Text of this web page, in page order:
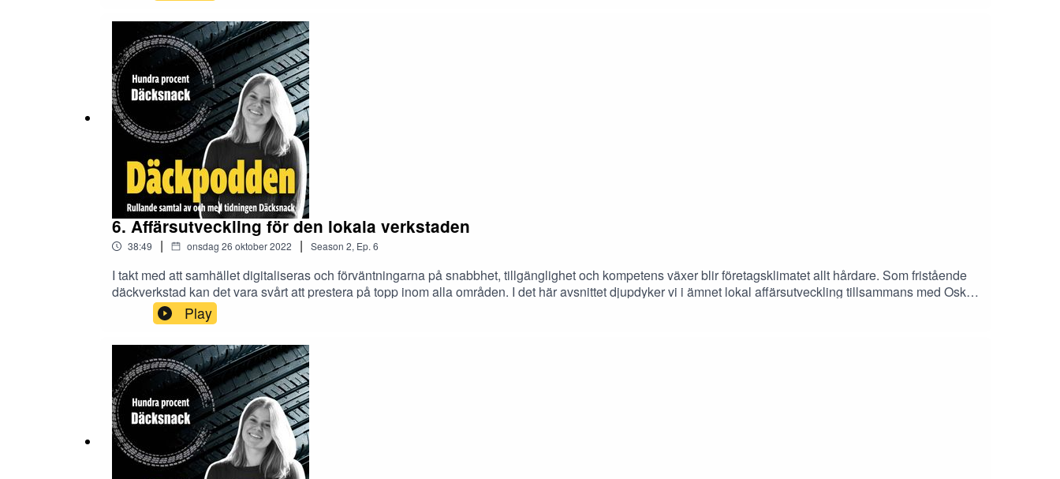
6. Affärsutveckling för den lokala verkstaden
38:49 | onsdag 26 oktober 2022 | Season 2, Ep. 6
I takt med att samhället digitaliseras och förväntningarna på snabbhet, tillgänglighet och kompetens växer blir företagsklimatet allt hårdare. Som fristående
däckverkstad kan det vara svårt att prestera på topp inom alla områden. I det här avsnittet djupdyker vi i ämnet lokal affärsutveckling tillsammans med Oskar
Buhre och Jon Persson från verkstadskedjan Däckpartner.
Play